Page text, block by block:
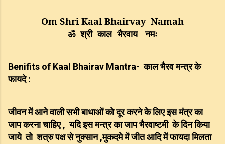
Om Shri Kaal Bhairvay Namah
ॐ श्री काल भैरवाय नमः
Benifits of Kaal Bhairav Mantra- काल भैरव मन्त्रके
फायदे :
जीवन में आने वाली सभी बाधाओं को दूर करने के लिए इस मंत्र का
जाप करना चाहिए , यदि इस मन्त्र का जाप भैरवाष्टमी के दिन किया
जाये तो शत्रु पक्ष से नुक्सान ,मुकदमे में जीत आदि में फायदा मिलता